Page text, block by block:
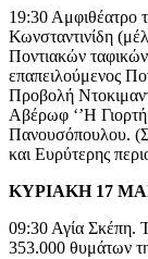
19:30 Αμφιθέατρο
Κωνσταντινίδη
Ποντιακών
επαπειλούμενος
Προβολή
Αβέρωφ ‘’Η Γιορτή
Πανουσόπουλου.
και Ευρύτερης
ΚΥΡΙΑΚΗ 17
09:30 Αγία Σκέπη.
353.000 θυμάτων